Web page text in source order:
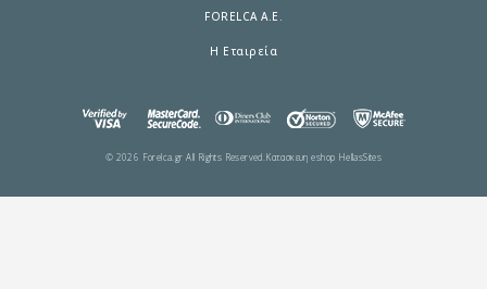
FORELCA A.E.
Η Εταιρεία
© 2026 Forelca.gr All Rights Reserved. Κατασκευη eshop HellasSites